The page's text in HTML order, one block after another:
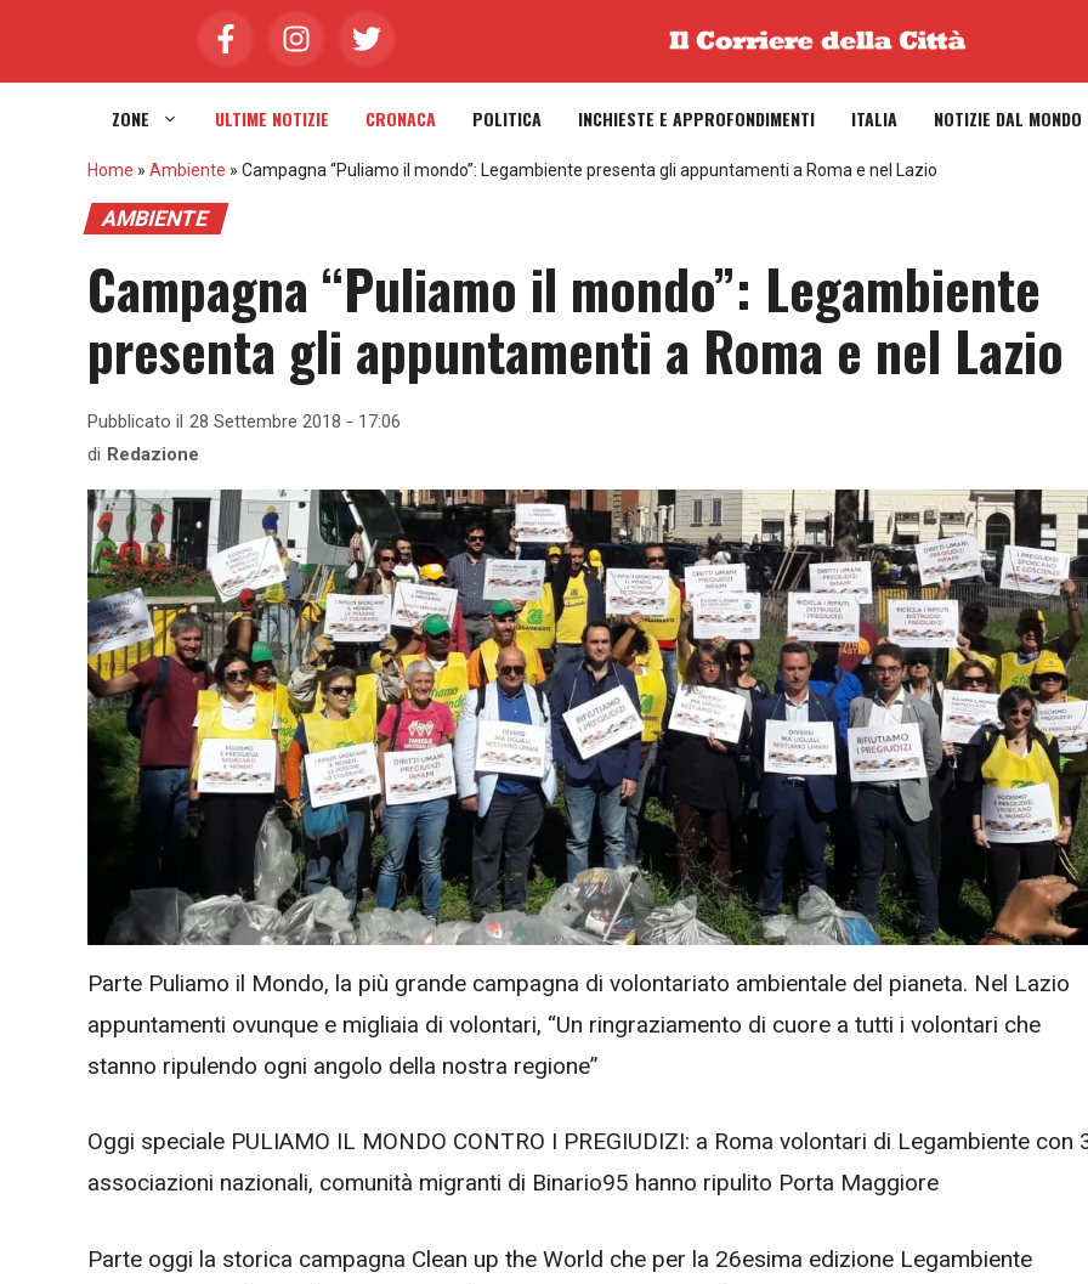
ZONE ULTIME NOTIZIE CRONACA POLITICA INCHIESTE E APPROFONDIMENTI ITALIA NOTIZIE DAL MONDO
Home » Ambiente » Campagna “Puliamo il mondo”: Legambiente presenta gli appuntamenti a Roma e nel Lazio
AMBIENTE
Campagna “Puliamo il mondo”: Legambiente
presenta gli appuntamenti a Roma e nel Lazio
Pubblicato il 28 Settembre 2018 - 17:06
di Redazione
Parte Puliamo il Mondo, la più grande campagna di volontariato ambientale del pianeta. Nel Lazio
appuntamenti ovunque e migliaia di volontari, “Un ringraziamento di cuore a tutti i volontari che
stanno ripulendo ogni angolo della nostra regione”
Oggi speciale PULIAMO IL MONDO CONTRO I PREGIUDIZI: a Roma volontari di Legambiente con
associazioni nazionali, comunità migranti di Binario95 hanno ripulito Porta Maggiore
Parte oggi la storica campagna Clean up the World che per la 26esima edizione Legambiente